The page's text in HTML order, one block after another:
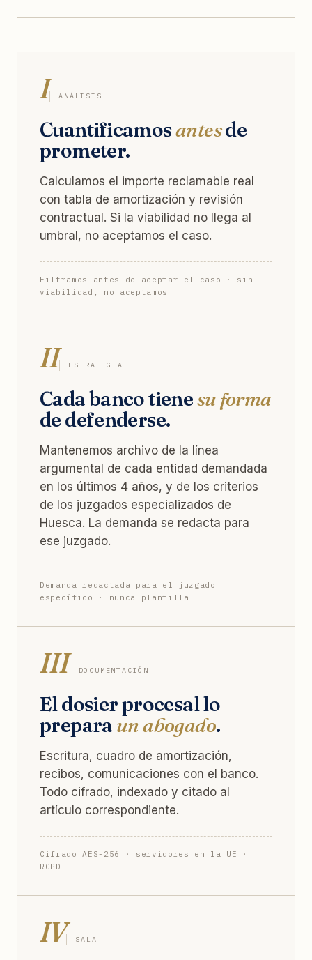
I ANÁLISIS
Cuantificamosantesde
prometer.
Calculamos el importe reclamable real
con tabla de amortización y revisión
contractual. Si la viabilidad no llega al
umbral, no aceptamos el caso.
Filtramos antes de aceptar el caso · sin
viabilidad, no aceptamos
II ESTRATEGIA
Cada banco tienesu forma
de defenderse.
Mantenemos archivo de la línea
argumental de cada entidad demandada
en los últimos 4 años, y de los criterios
de los juzgados especializados de
Huesca. La demanda se redacta para
ese juzgado.
Demanda redactada para el juzgado
específico · nunca plantilla
III DOCUMENTACIÓN
El dosier procesal lo
prepara un abogado.
Escritura, cuadro de amortización,
recibos, comunicaciones con el banco.
Todo cifrado, indexado y citado al
artículo correspondiente.
Cifrado AES-256 · servidores en la UE ·
RGPD
IV SALA